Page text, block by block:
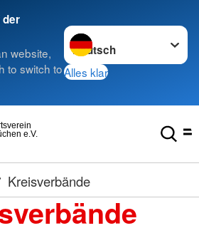
der
website,
to switch to
Sprache wechseln zu
Alles klar
e.V.
Kreisverbände